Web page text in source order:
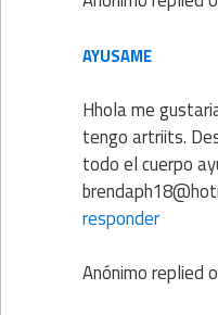
AYUSAME
Hhola me
tengo artriits.
todo el cuerpo
responder
Anónimoreplied